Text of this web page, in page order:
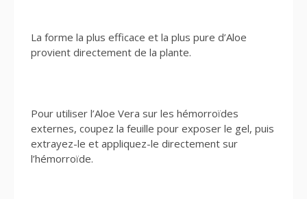
La forme la plus efficace et la plus pure d’Aloe
provient directement de la plante.
Pour utiliser l’Aloe Vera sur les hémorroïdes
externes, coupez la feuille pour exposer le gel, puis
extrayez-le et appliquez-le directement sur
l’hémorroïde.